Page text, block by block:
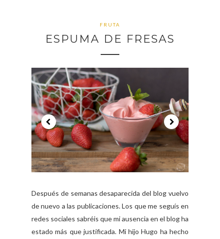
FRUTA
ESPUMA DE FRESAS
Después de semanas desaparecida del blog vuelvo
de nuevo a las publicaciones. Los que me seguís en
redes sociales sabréis que mi ausencia en el blog ha
estado más que justificada. Mi hijo Hugo ha hecho